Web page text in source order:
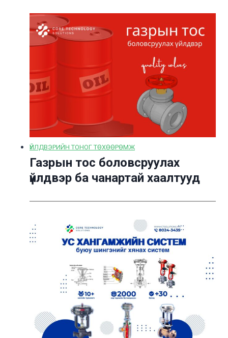
ҮЙЛДВЭРИЙН ТОНОГ ТӨХӨӨРӨМЖ
Газрын тос боловсруулах
үйлдвэр ба чанартай хаалтууд